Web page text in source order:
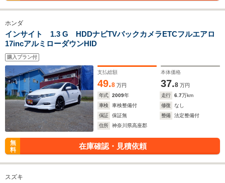
ホンダ
インサイト 1.3 G HDDナビTVバックカメラETCフルエアロ
17incアルミローダウンHID
購入プラン付
支払総額
49.8 万円
本体価格
37.8 万円
年式
2009年 走行 6.7万km
車検
車検整備付 修復
なし
保証
保証無 整備
法定整備付
住所
神奈川県高座郡
無
料
在庫確認・見積依頼
スズキ